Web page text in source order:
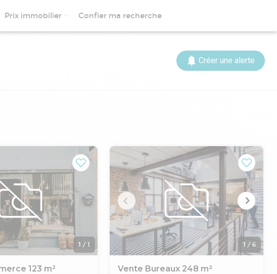
Prix immobilier Confier ma recherche
Créer une alerte
1 / 1
123 m²
1 /6
Vente Bureaux 248 m²